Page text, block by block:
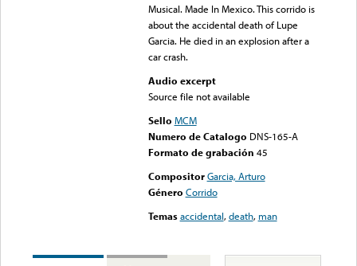
Musical. Made In Mexico. This corrido is
about the accidental death of Lupe
Garcia. He died in an explosion after a
car crash.
Audio excerpt
Source file not available
Sello MCM
Numero de Catalogo DNS-165-A
Formato de grabación 45
Compositor Garcia, Arturo
Género Corrido
Temas accidental,death, man